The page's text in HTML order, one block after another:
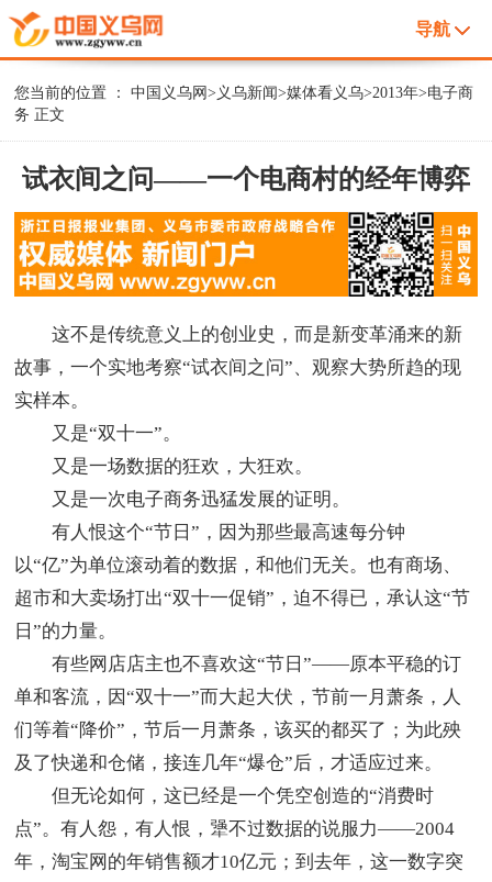
导航
您当前的位置 ：中国义乌网> 义乌新闻>媒体看义乌>2013年>电子商
务 正文
试衣间之问——一个电商村的经年博弈
这不是传统意义上的创业史，而是新变革涌来的新
故事，一个实地考察“试衣间之问”、观察大势所趋的现
实样本。
又是“双十一”。
又是一场数据的狂欢，大狂欢。
又是一次电子商务迅猛发展的证明。
有人恨这个“节日”，因为那些最高速每分钟
以“亿”为单位滚动着的数据，和他们无关。也有商场、
超市和大卖场打出“双十一促销”，迫不得已，承认这“节
日”的力量。
有些网店店主也不喜欢这“节日”——原本平稳的订
单和客流，因“双十一”而大起大伏，节前一月萧条，人
们等着“降价”，节后一月萧条，该买的都买了；为此殃
及了快递和仓储，接连几年“爆仓”后，才适应过来。
但无论如何，这已经是一个凭空创造的“消费时
点”。有人怨，有人恨，犟不过数据的说服力——2004
年，淘宝网的年销售额才10亿元；到去年，这一数字突